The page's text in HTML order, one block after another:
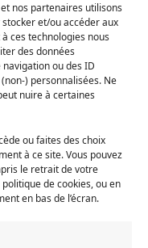
nos partenaires utilisons
et/ou accéder aux
ces technologies nous
des données
ou des ID
) personnalisées. Ne
nuire à certaines
ou faites des choix
à ce site. Vous pouvez
le retrait de votre
de cookies, ou en
en bas de l’écran.
Totoro Gris et
à l’aide de matériaux
à la machine
store.com